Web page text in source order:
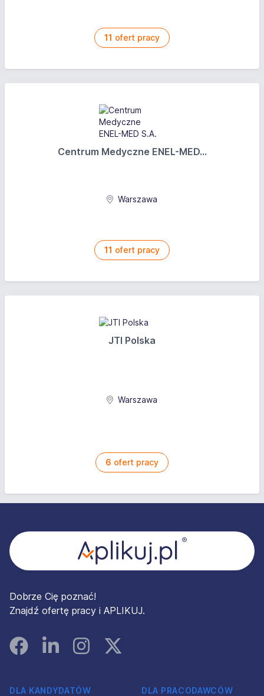
11 ofert pracy
Centrum Medyczne ENEL-MED...
Warszawa
11 ofert pracy
JTI Polska
Warszawa
6 ofert pracy
Dobrze Cię poznać!
Znajdź ofertę pracy i APLIKUJ.
FacebookLinked InInstagramInstagram
DLA KANDYDATÓW DLA PRACODAWCÓW